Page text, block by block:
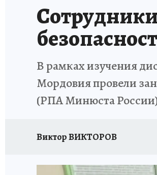
В рамках изучения
Мордовия провели
(РПА Минюста
Виктор ВИКТОРОВ